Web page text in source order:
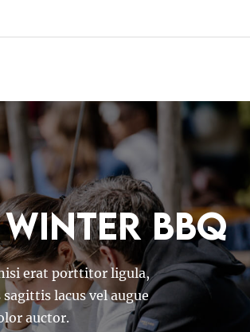
BBQ
erat porttitor ligula,
lacus vel augue
auctor.